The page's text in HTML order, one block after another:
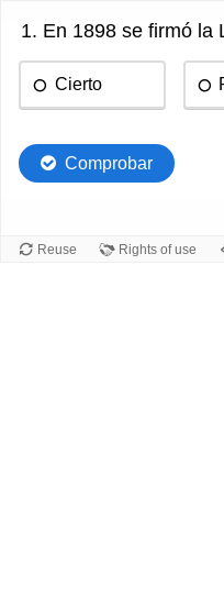
1. En 1898 se firmó la
Cierto
Comprobar
Reuse Rights of use